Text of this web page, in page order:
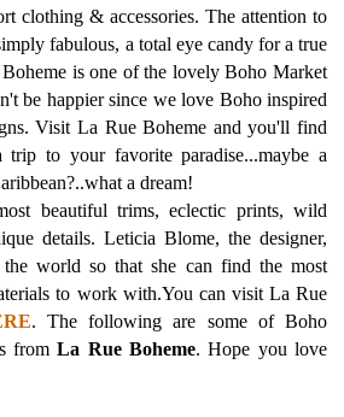
clothing & accessories. The attention to
fabulous, a total eye candy for a true
is one of the lovely Boho Market
be happier since we love Boho inspired
Visit La Rue Boheme and you'll find
to your favorite paradise...maybe a
a dream!
beautiful trims, eclectic prints, wild
details. Leticia Blome, the designer,
world so that she can find the most
to work with.You can visit La Rue
. The following are some of Boho
fromLa Rue Boheme. Hope you love